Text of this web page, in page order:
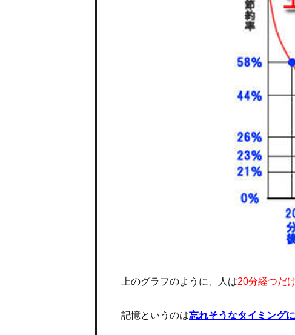
上のグラフのように、人は20分経つだ
記憶というのは忘れそうなタイミング